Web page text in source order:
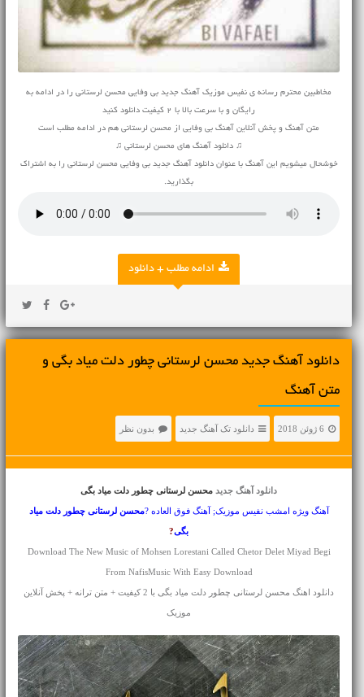
مخاطبین محترم رسانه ی نفیس موزیک آهنگ جدید بی وفایی محسن لرستانی را در ادامه به
رایگان و با سرعت بالا با 2 کیفیت دانلود کنید
متن آهنگ و پخش آنلاین آهنگ بی وفایی از محسن لرستانی هم در ادامه مطلب است
♫ دانلود آهنگ های محسن لرستانی ♫
خوشحال میشویم این آهنگ با عنوان دانلود آهنگ جدید بی وفایی محسن لرستانی را به اشتراک
بگذارید.
ادامه مطلب + دانلود
دانلود آهنگ جديد محسن لرستانی چطور دلت میاد بگی و
متن آهنگ
6 ژوئن 2018 دانلود تک آهنگ جدید بدون نظر
دانلود آهنگ جدید محسن لرستانی چطور دلت میاد بگی
آهنگ ویژه امشب نفیس موزیک; آهنگ فوق العاده ?محسن لرستانی چطور دلت میاد
بگی?
Download The New Music of Mohsen Lorestani Called Chetor Delet Miyad Begi
From NafisMusic With Easy Download
دانلود اهنگ محسن لرستانی چطور دلت میاد بگی با 2 کیفیت + متن ترانه + پخش آنلاین
موزیک